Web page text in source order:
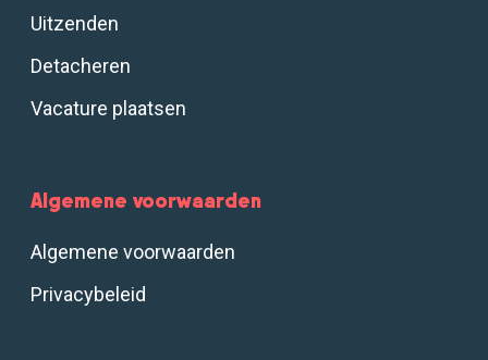
Uitzenden
Detacheren
Vacature plaatsen
Algemene voorwaarden
Algemene voorwaarden
Privacybeleid